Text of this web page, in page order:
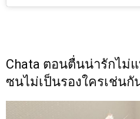
Chata ตอนตื่นน่ารักไม่
ซนไม่เป็นรองใครเช่นกั